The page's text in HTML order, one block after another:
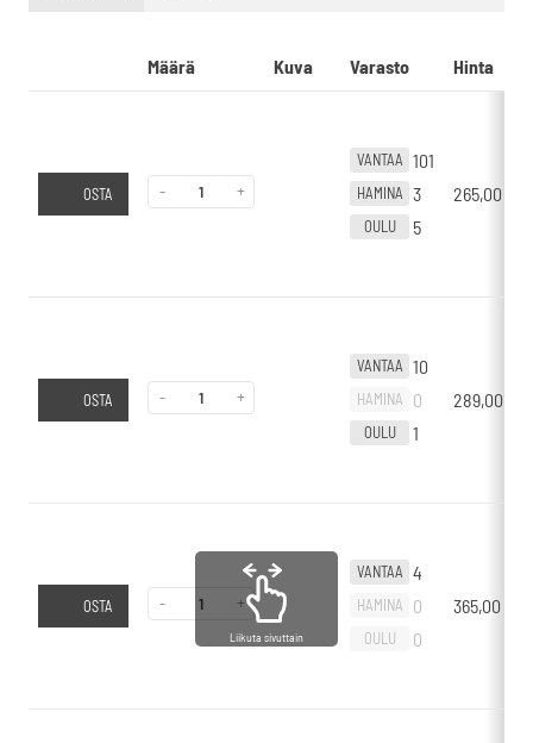
Määrä Kuva Varasto Hinta
OSTA - +
VANTAA 101
HAMINA 3
OULU 5
265,00
OSTA - +
VANTAA 10
HAMINA 0
OULU 1
289,00
OSTA - +
VANTAA 4
HAMINA 0
OULU 0
365,00
Liikuta sivuttain